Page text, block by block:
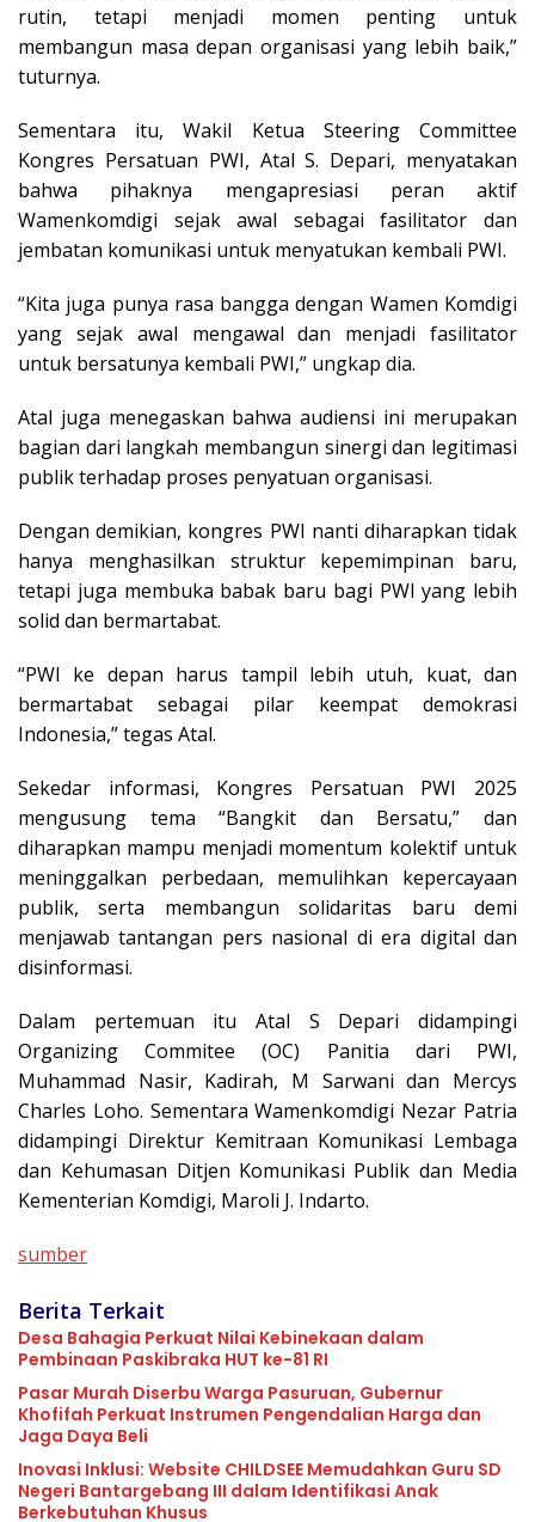
rutin, tetapi menjadi momen penting untuk
membangun masa depan organisasi yang lebih baik,”
tuturnya.
Sementara itu, Wakil Ketua Steering Committee
Kongres Persatuan PWI, Atal S. Depari, menyatakan
bahwa pihaknya mengapresiasi peran aktif
Wamenkomdigi sejak awal sebagai fasilitator dan
jembatan komunikasi untuk menyatukan kembali PWI.
“Kita juga punya rasa bangga dengan Wamen Komdigi
yang sejak awal mengawal dan menjadi fasilitator
untuk bersatunya kembali PWI,” ungkap dia.
Atal juga menegaskan bahwa audiensi ini merupakan
bagian dari langkah membangun sinergi dan legitimasi
publik terhadap proses penyatuan organisasi.
Dengan demikian, kongres PWI nanti diharapkan tidak
hanya menghasilkan struktur kepemimpinan baru,
tetapi juga membuka babak baru bagi PWI yang lebih
solid dan bermartabat.
“PWI ke depan harus tampil lebih utuh, kuat, dan
bermartabat sebagai pilar keempat demokrasi
Indonesia,” tegas Atal.
Sekedar informasi, Kongres Persatuan PWI 2025
mengusung tema “Bangkit dan Bersatu,” dan
diharapkan mampu menjadi momentum kolektif untuk
meninggalkan perbedaan, memulihkan kepercayaan
publik, serta membangun solidaritas baru demi
menjawab tantangan pers nasional di era digital dan
disinformasi.
Dalam pertemuan itu Atal S Depari didampingi
Organizing Commitee (OC) Panitia dari PWI,
Muhammad Nasir, Kadirah, M Sarwani dan Mercys
Charles Loho. Sementara Wamenkomdigi Nezar Patria
didampingi Direktur Kemitraan Komunikasi Lembaga
dan Kehumasan Ditjen Komunikasi Publik dan Media
Kementerian Komdigi, Maroli J. Indarto.
sumber
Berita Terkait
Desa Bahagia Perkuat Nilai Kebinekaan dalam
Pembinaan Paskibraka HUT ke-81 RI
Pasar Murah Diserbu Warga Pasuruan, Gubernur
Khofifah Perkuat Instrumen Pengendalian Harga dan
Jaga Daya Beli
Inovasi Inklusi: Website CHILDSEE Memudahkan Guru SD
Negeri Bantargebang III dalam Identifikasi Anak
Berkebutuhan Khusus